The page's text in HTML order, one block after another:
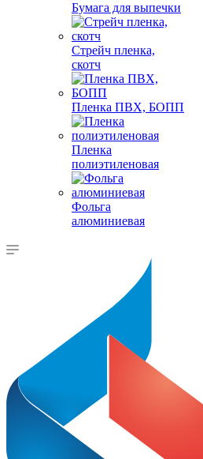
Бумага для выпечки
Стрейч пленка,
скотч
Пленка ПВХ, БОПП
Пленка
полиэтиленовая
Фольга
алюминиевая